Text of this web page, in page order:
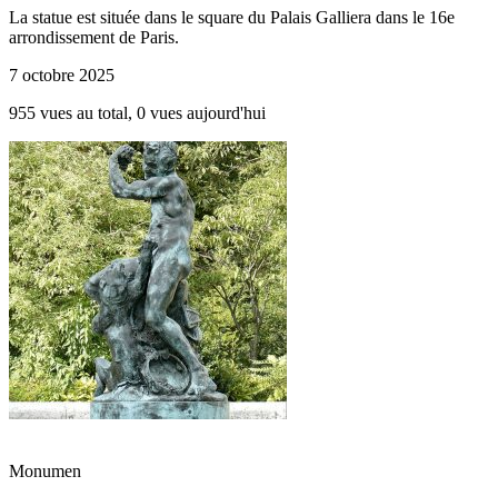
La statue est située dans le square du Palais Galliera dans le 16e
arrondissement de Paris.
7 octobre 2025
955 vues au total, 0 vues aujourd'hui
Monumen